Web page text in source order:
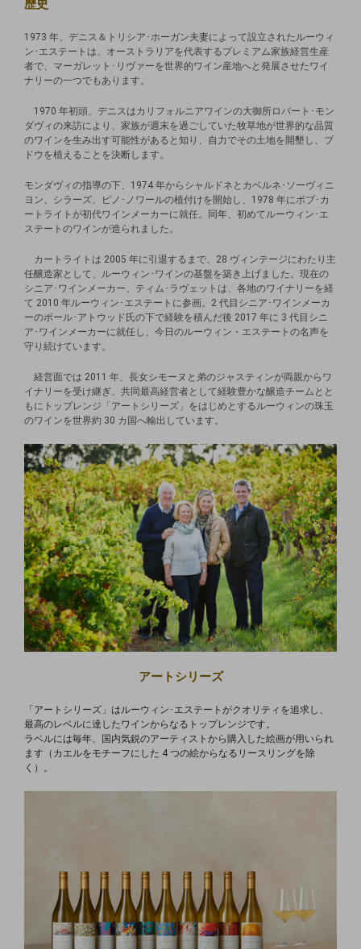
歴史
1973 年、デニス＆トリシア･ホーガン夫妻によって設⽴されたルーウィ
ン･エステートは、オーストラリアを代表するプレミアム家族経営⽣産
者で、マーガレット･リヴァーを世界的ワイン産地へと発展させたワイ
ナリーの⼀つでもあります。
1970 年初頭、デニスはカリフォルニアワインの⼤御所ロバート･ モン
ダヴィの来訪により、家族が週末を過ごしていた牧草地が世界的な品質
のワインを⽣み出す可能性があると知り、⾃⼒でその⼟地を開墾し、ブ
ドウを植えることを決断します。
モンダヴィの指導の下、 1974 年からシャルドネとカベルネ･ソーヴィニ
ヨン、シラーズ、ピノ･ノワールの植付けを開始し、1978 年にボブ･カ
ートライトが初代ワインメーカーに就任。同年、初めてルーウィン･エ
ステートのワイ ンが造られました。
カートライトは 2005 年に引退するまで、28 ヴィンテージにわたり 主
任醸造家として、ルーウィン･ワインの基盤を築き上げました。 現在の
シニア･ワインメーカー、ティム･ラヴェットは、各地のワイナ リーを経
て 2010 年ルーウィン･エステートに参画。2 代⽬シニア･ワ インメーカ
ーのポール･アトウッド⽒の下で経験を積んだ後 2017 年に 3 代⽬シニ
ア･ワインメーカーに就任し、今⽇のルーウィン・エステートの名声を
守り続けています。
経営⾯では 2011 年、⻑⼥シモーヌと弟のジャスティンが両親から ワ
イナリーを受け継ぎ、共同最⾼経営者として経験豊かな醸造チーム とと
もにトップレンジ「アートシリーズ」をはじめとするルーウィンの珠⽟
のワインを世界約 30 カ国へ輸出しています。
アートシリーズ
「アートシリーズ」はルーウィン･エステートがクオリティを追求し、
最⾼のレベルに達したワインからなるトップレンジです。
ラベルには毎年、国内気鋭のアーティストから購⼊した絵画が⽤いられ
ます（カエルをモチーフにした 4 つの絵からなるリースリングを除
く）。